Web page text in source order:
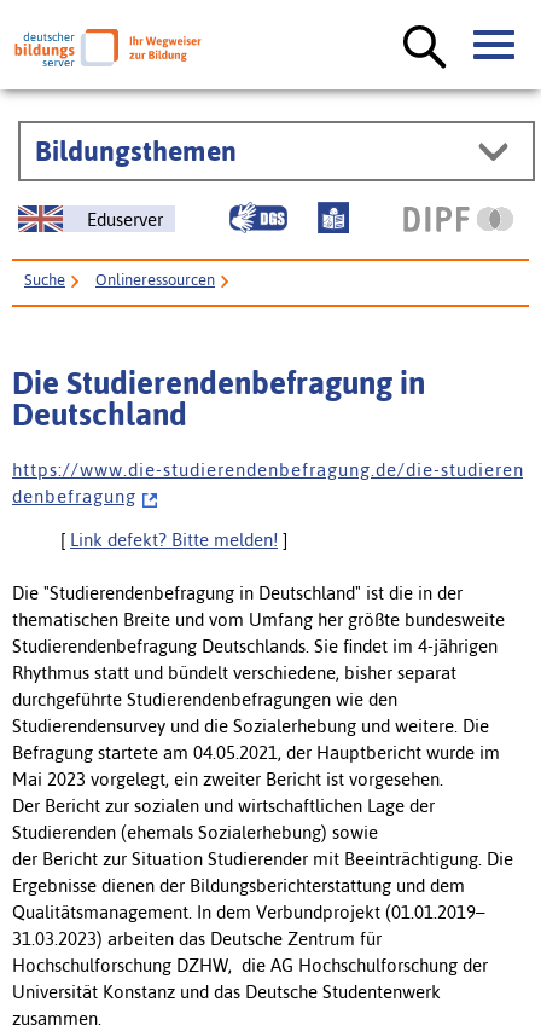
Bildungsthemen
Eduserver
Suche Onlineressourcen
Die Studierendenbefragung in
Deutschland
h t t p s : / / w w w . d i e - s t u d i e r e n d e n b e f r a g u n g . d e / d i e - s t u d i e r e n
d e n b e f r a g u n g
[ Link defekt? Bitte melden! ]
Die "Studierendenbefragung in Deutschland" ist die in der
thematischen Breite und vom Umfang her größte bundesweite
Studierendenbefragung Deutschlands. Sie findet im 4-jährigen
Rhythmus statt und bündelt verschiedene, bisher separat
durchgeführte Studierendenbefragungen wie den
Studierendensurvey und die Sozialerhebung und weitere. Die
Befragung startete am 04.05.2021, der Hauptbericht wurde im
Mai 2023 vorgelegt, ein zweiter Bericht ist vorgesehen.
Der Bericht zur sozialen und wirtschaftlichen Lage der
Studierenden (ehemals Sozialerhebung) sowie
der Bericht zur Situation Studierender mit Beeinträchtigung. Die
Ergebnisse dienen der Bildungsberichterstattung und dem
Qualitätsmanagement. In dem Verbundprojekt (01.01.2019–
31.03.2023) arbeiten das Deutsche Zentrum für
Hochschulforschung DZHW, die AG Hochschulforschung der
Universität Konstanz und das Deutsche Studentenwerk
zusammen.